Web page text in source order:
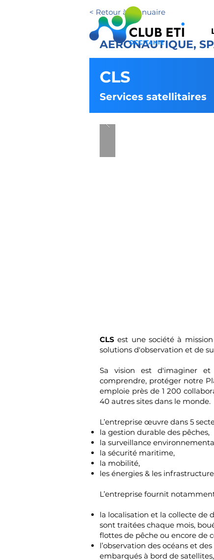
< Retour à l'annuaire
AERONAUTIQUE,
CLS
Services satellitaires
CLSest une société à
solutions d'observation et de
Sa vision est d'imaginer et
comprendre, protéger notre
emploie près de 1 200
40 autres sites dans le monde.
L’entreprise œuvre dans 5
la gestion durable des pêches,
la surveillance
la sécurité maritime,
la mobilité,
les énergies & les
L’entreprise fournit
la localisation et la collecte de
sont traitées chaque mois,
flottes de pêche ou encore de
l’observation des océans et
embarqués à bord de